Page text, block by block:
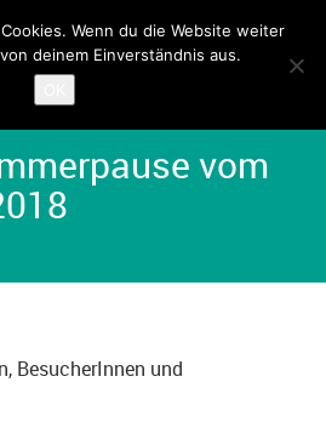
vom
BesucherInnen und
Wenn du die Website weiter
deinem Einverständnis aus.